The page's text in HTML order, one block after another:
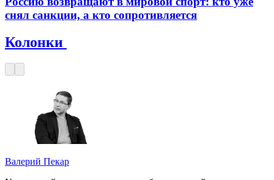
снял санкции, а кто сопротивляется
Колонки
Валерий Пекар